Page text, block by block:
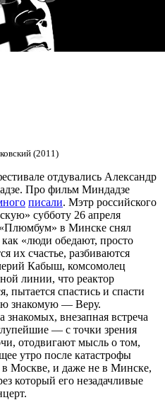
(2011)
отдувались Александр
Про фильм Миндадзе
писали. Мэтр российского
субботу 26 апреля
«Плюмбум» в Минске снял
«люди обедают, просто
их счастье, разбиваются
Кабыш, комсомолец
линии, что реактор
пытается спастись и спасти
знакомую — Веру.
внезапная встреча
— с точки зрения
отодвигают мысль о том,
утро после катастрофы
в Москве, и даже не в Минске,
который его незадачливые